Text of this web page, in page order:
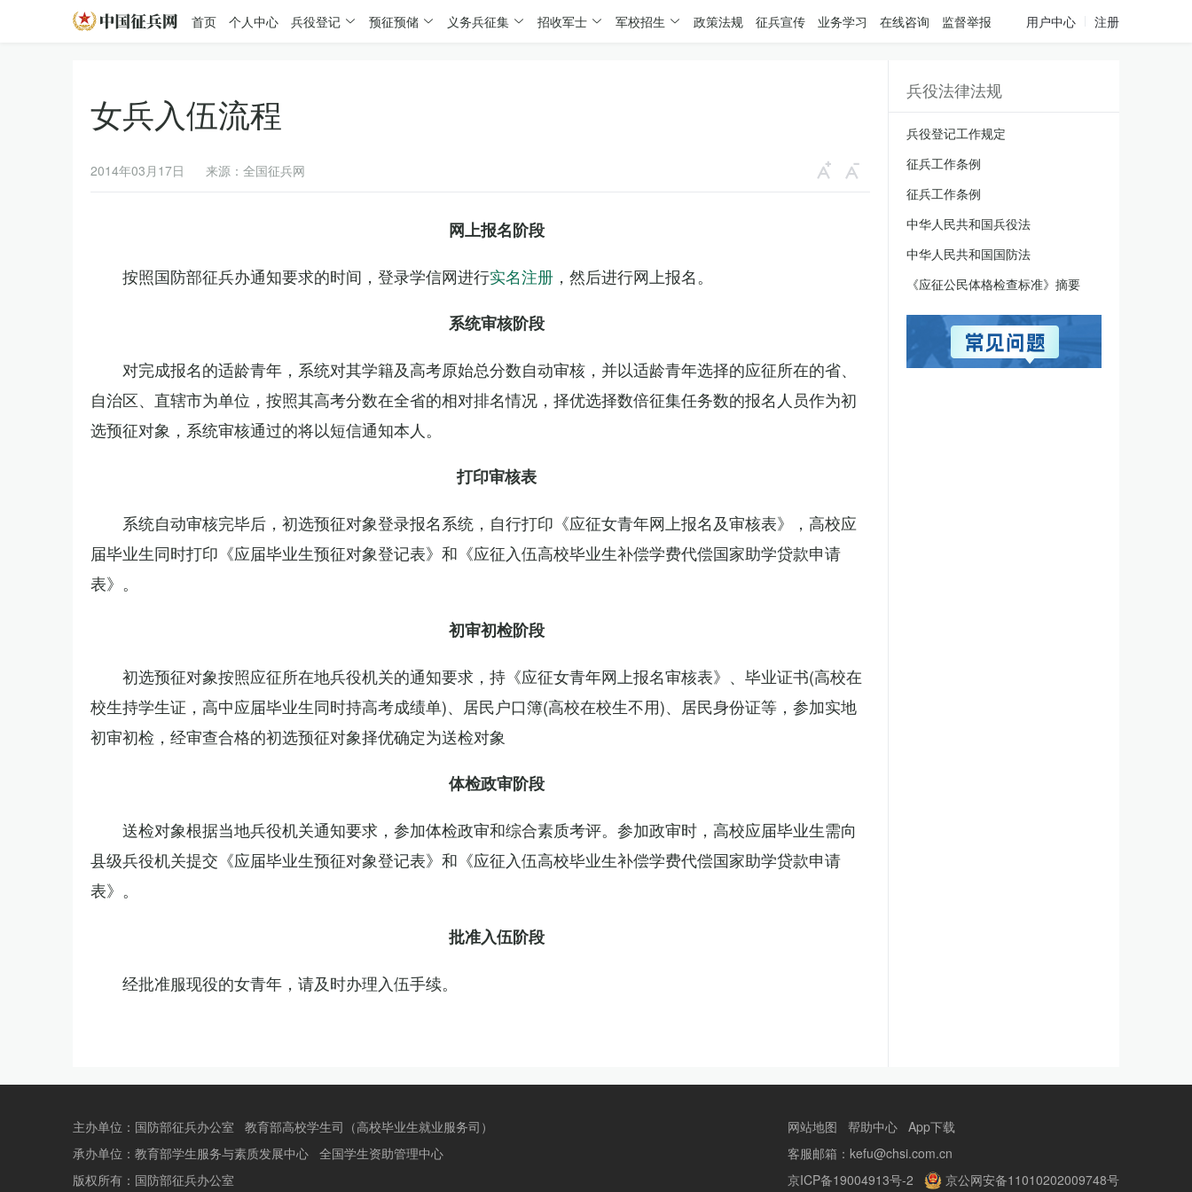
首页 个人中心 兵役登记 预征预储 义务兵征集 招收军士 军校招生 政策法规 征兵宣传 业务学习 在线咨询 监督举报 用户中心 注册
女兵入伍流程
2014年03月17日 来源：全国征兵网
网上报名阶段
按照国防部征兵办通知要求的时间，登录学信网进行实名注册 ，然后进行网上报名。
系统审核阶段
对完成报名的适龄青年，系统对其学籍及高考原始总分数自动审核，并以适龄青年选择的应征所在的省、
自治区、直辖市为单位，按照其高考分数在全省的相对排名情况，择优选择数倍征集任务数的报名人员作为初
选预征对象，系统审核通过的将以短信通知本人。
打印审核表
系统自动审核完毕后，初选预征对象登录报名系统，自行打印《应征女青年网上报名及审核表》，高校应
届毕业生同时打印《应届毕业生预征对象登记表》和《应征入伍高校毕业生补偿学费代偿国家助学贷款申请
表》。
初审初检阶段
初选预征对象按照应征所在地兵役机关的通知要求，持《应征女青年网上报名审核表》、毕业证书(高校在
校生持学生证，高中应届毕业生同时持高考成绩单)、居民户口簿(高校在校生不用)、居民身份证等，参加实地
初审初检，经审查合格的初选预征对象择优确定为送检对象
体检政审阶段
送检对象根据当地兵役机关通知要求，参加体检政审和综合素质考评。参加政审时，高校应届毕业生需向
县级兵役机关提交《应届毕业生预征对象登记表》和《应征入伍高校毕业生补偿学费代偿国家助学贷款申请
表》。
批准入伍阶段
经批准服现役的女青年，请及时办理入伍手续。
兵役法律法规
兵役登记工作规定
征兵工作条例
征兵工作条例
中华人民共和国兵役法
中华人民共和国国防法
《应征公民体格检查标准》摘要
主办单位：国防部征兵办公室 教育部高校学生司（高校毕业生就业服务司）
承办单位： 教育部学生服务与素质发展中心 全国学生资助管理中心
版权所有：国防部征兵办公室
网站地图 帮助中心 App下载
客服邮箱：kefu@chsi.com.cn
京ICP备19004913号-2
京公网安备11010202009748号